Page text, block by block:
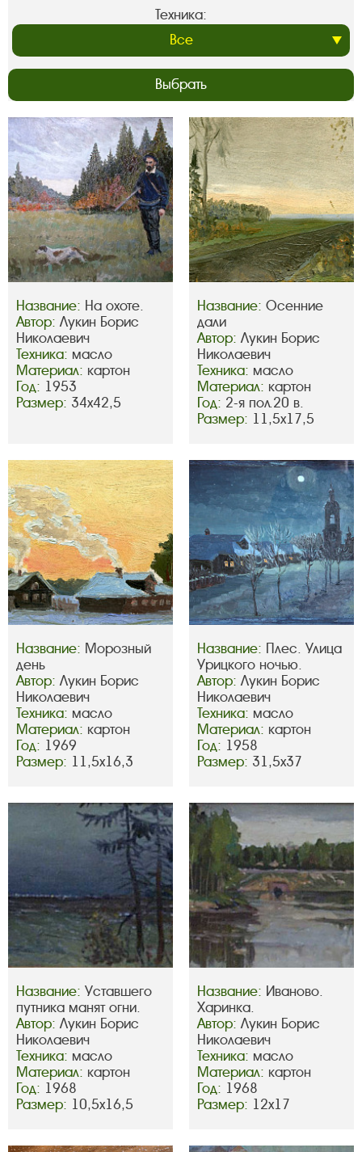
Техника:
Выбрать
Название: На охоте.
Автор: Лукин Борис
Николаевич
Техника: масло
Материал: картон
Год: 1953
Размер: 34х42,5
Название: Осенние
дали
Автор: Лукин Борис
Николаевич
Техника: масло
Материал: картон
Год: 2-я пол.20 в.
Размер: 11,5х17,5
Название: Морозный
день
Автор: Лукин Борис
Николаевич
Техника: масло
Материал: картон
Год: 1969
Размер: 11,5х16,3
Название: Плес. Улица
Урицкого ночью.
Автор: Лукин Борис
Николаевич
Техника: масло
Материал: картон
Год: 1958
Размер: 31,5х37
Название: Уставшего
путника манят огни.
Автор: Лукин Борис
Николаевич
Техника: масло
Материал: картон
Год: 1968
Размер: 10,5х16,5
Название: Иваново.
Харинка.
Автор: Лукин Борис
Николаевич
Техника: масло
Материал: картон
Год: 1968
Размер: 12х17